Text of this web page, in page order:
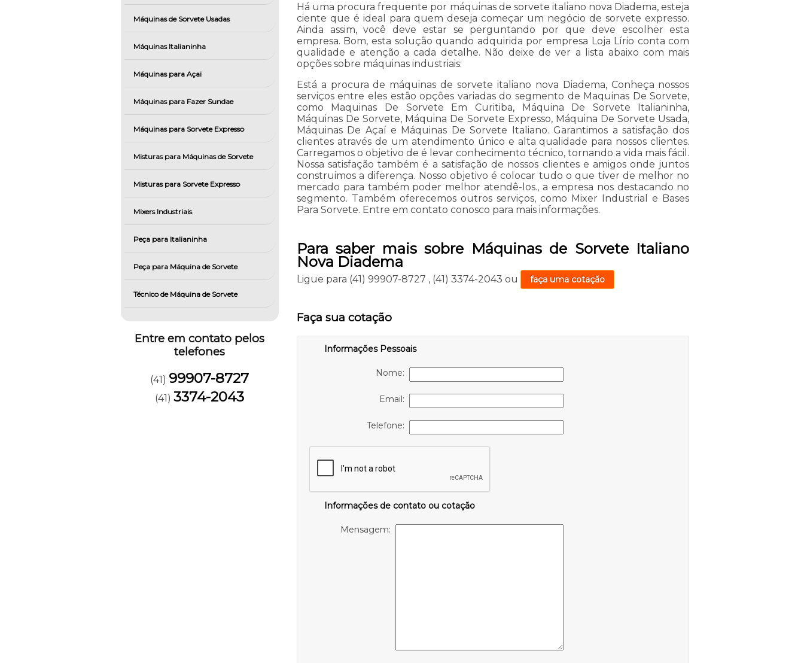
Máquinas de Sorvete Usadas
Máquinas Italianinha
Máquinas para Açai
Máquinas para Fazer Sundae
Máquinas para Sorvete Expresso
Misturas para Máquinas de Sorvete
Misturas para Sorvete Expresso
Mixers Industriais
Peça para Italianinha
Peça para Máquina de Sorvete
Técnico de Máquina de Sorvete
Entre em contato pelos
telefones
(41) 99907-8727
(41)3374-2043
Há uma procura frequente por máquinas de sorvete italiano nova Diadema, esteja
ciente que é ideal para quem deseja começar um negócio de sorvete expresso.
Ainda assim, você deve estar se perguntando por que deve escolher esta
empresa. Bom, esta solução quando adquirida por empresa Loja Lírio conta com
qualidade e atenção a cada detalhe. Não deixe de ver a lista abaixo com mais
opções sobre máquinas industriais:
Está a procura de máquinas de sorvete italiano nova Diadema, Conheça nossos
serviços entre eles estão opções variadas do segmento de Maquinas De Sorvete,
como Maquinas De Sorvete Em Curitiba, Máquina De Sorvete Italianinha,
Máquinas De Sorvete, Máquina De Sorvete Expresso, Máquina De Sorvete Usada,
Máquinas De Açaí e Máquinas De Sorvete Italiano. Garantimos a satisfação dos
clientes através de um atendimento único e alta qualidade para nossos clientes.
Carregamos o objetivo de é levar conhecimento técnico, tornando a vida mais fácil.
Nossa satisfação também é a satisfação de nossos clientes e amigos onde juntos
construimos a diferença. Nosso objetivo é colocar tudo o que tiver de melhor no
mercado para também poder melhor atendê-los., a empresa nos destacando no
segmento. Também oferecemos outros serviços, como Mixer Industrial e Bases
Para Sorvete. Entre em contato conosco para mais informações.
Para saber mais sobre Máquinas de Sorvete Italiano
Nova Diadema
Ligue para (41) 99907-8727 , (41) 3374-2043 ou faça uma cotação
Faça sua cotação
Informações Pessoais
Nome:
Email:
Telefone:
Informações de contato ou cotação
Mensagem: